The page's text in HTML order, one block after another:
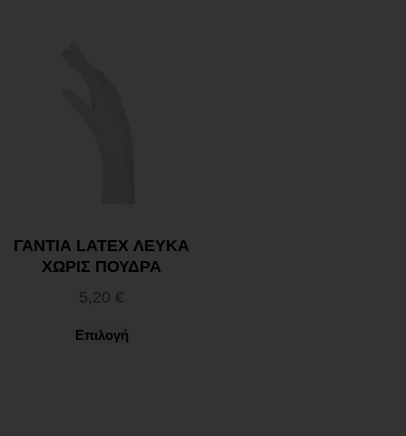
ΓΑΝΤΙΑ LATEX ΛΕΥΚΑ
ΧΩΡΙΣ ΠΟΥΔΡΑ
5,20 €
Επιλογή